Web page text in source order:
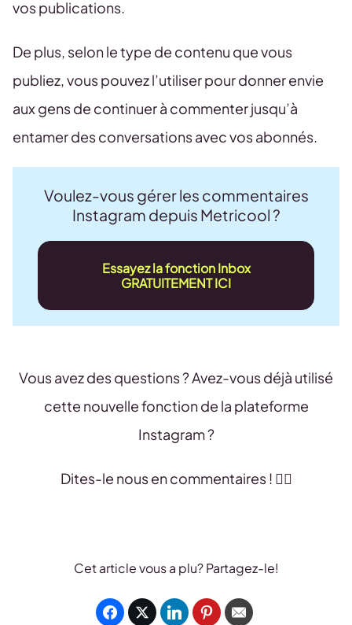
vos publications.
De plus, selon le type de contenu que vous
publiez, vous pouvez l’utiliser pour donner envie
aux gens de continuer à commenter jusqu’à
entamer des conversations avec vos abonnés.
Voulez-vous gérer les commentaires
Instagram depuis Metricool ?
Essayez la fonction Inbox
GRATUITEMENT ICI
Vous avez des questions ? Avez-vous déjà utilisé
cette nouvelle fonction de la plateforme
Instagram ?
Dites-le nous en commentaires ! 👇🏻
Cet article vous a plu? Partagez-le!